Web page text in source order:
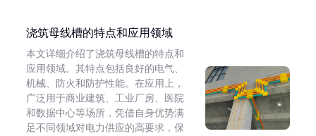
浇筑母线槽的特点和应用领域
本文详细介绍了浇筑母线槽的特点和
应用领域。其特点包括良好的电气、
机械、防火和防护性能。在应用上，
广泛用于商业建筑、工业厂房、医院
和数据中心等场所，凭借自身优势满
足不同领域对电力供应的高要求，保